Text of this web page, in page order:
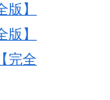
】
】
完全